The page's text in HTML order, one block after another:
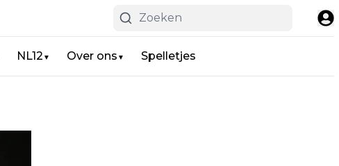
NL12 ▼ Over ons ▼ Spelletjes